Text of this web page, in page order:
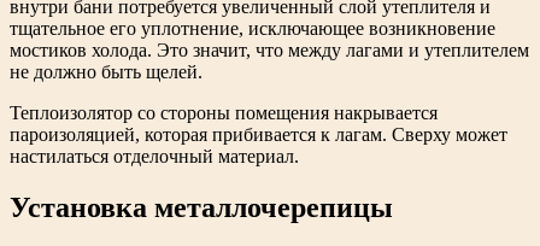
внутри бани потребуется увеличенный слой утеплителя и
тщательное его уплотнение, исключающее возникновение
мостиков холода. Это значит, что между лагами и утеплителем
не должно быть щелей.
Теплоизолятор со стороны помещения накрывается
пароизоляцией, которая прибивается к лагам. Сверху может
настилаться отделочный материал.
Установка металлочерепицы